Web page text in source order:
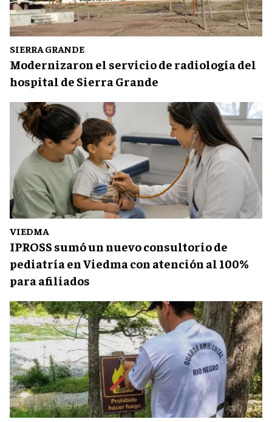
SIERRA GRANDE
Modernizaron el servicio de radiología del
hospital de Sierra Grande
VIEDMA
IPROSS sumó un nuevo consultorio de
pediatría en Viedma con atención al 100%
para afiliados